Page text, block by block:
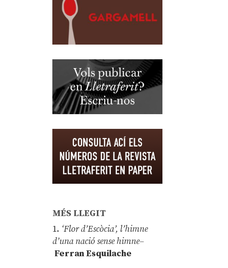
MÉS LLEGIT
1. ‘Flor d’Escòcia’, l’himne
d’una nació sense himne–
Ferran Esquilache